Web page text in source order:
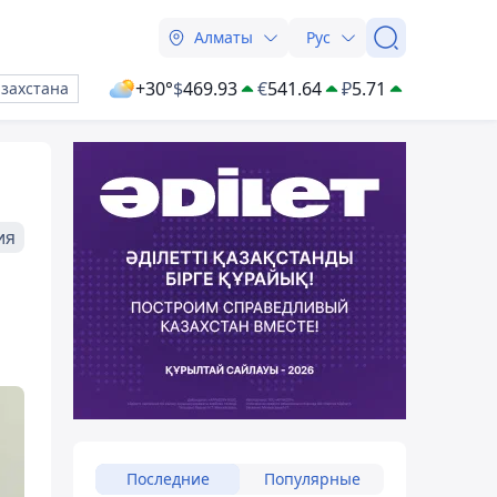
Алматы Рус
+30°$469.93 €541.64 ₽5.71
Последние Популярные